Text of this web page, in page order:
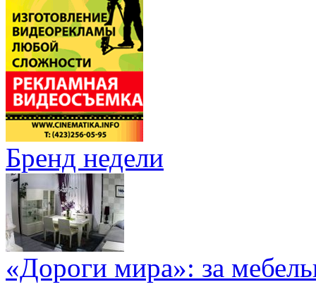
Бренд недели
«Дороги мира»: за